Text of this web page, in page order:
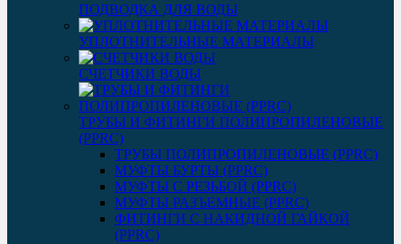
ПОДВОДКА ДЛЯ ВОДЫ
УПЛОТНИТЕЛЬНЫЕ МАТЕРИАЛЫ
СЧЕТЧИКИ ВОДЫ
ТРУБЫ И ФИТИНГИ ПОЛИПРОПИЛЕНОВЫЕ
(PPRC)
ТРУБЫ ПОЛИПРОПИЛЕНОВЫЕ (PPRC)
МУФТЫ БУРТЫ (PPRC)
МУФТЫ C РЕЗЬБОЙ (PPRC)
МУФТЫ РАЗЪЕМНЫЕ (PPRC)
ФИТИНГИ С НАКИДНОЙ ГАЙКОЙ
(PPRC)